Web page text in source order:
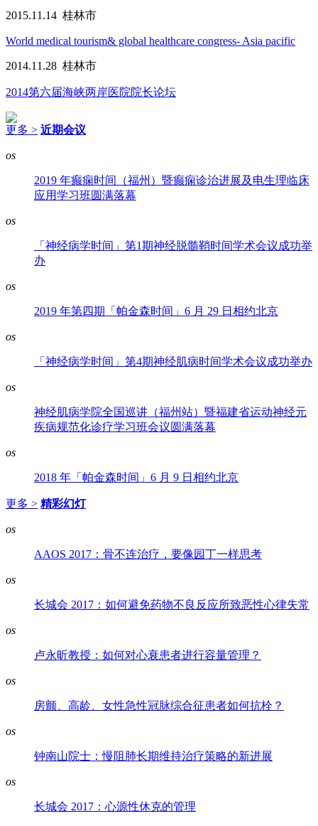
2015.11.14 桂林市
World medical tourism& global healthcare congress- Asia pacific
2014.11.28 桂林市
2014第六届海峡两岸医院院长论坛
更多 > 近期会议
os
2019 年癫痫时间（福州）暨癫痫诊治进展及电生理临床
应用学习班圆满落幕
os
「神经病学时间」第1期神经脱髓鞘时间学术会议成功举
办
os
2019 年第四期「帕金森时间」6 月 29 日相约北京
os
「神经病学时间」第4期神经肌病时间学术会议成功举办
os
神经肌病学院全国巡讲（福州站）暨福建省运动神经元
疾病规范化诊疗学习班会议圆满落幕
os
2018 年「帕金森时间」6 月 9 日相约北京
更多 > 精彩幻灯
os
AAOS 2017：骨不连治疗，要像园丁一样思考
os
长城会 2017：如何避免药物不良反应所致恶性心律失常
os
卢永昕教授：如何对心衰患者进行容量管理？
os
房颤、高龄、女性急性冠脉综合征患者如何抗栓？
os
钟南山院士：慢阻肺长期维持治疗策略的新进展
os
长城会 2017：心源性休克的管理